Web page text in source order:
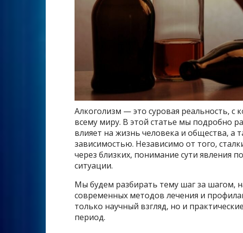
Алкоголизм — это суровая реальность,
всему миру. В этой статье мы подробно
влияет на жизнь человека и общества, а
зависимостью. Независимо от того,
через близких, понимание сути явления
ситуации.
Мы будем разбирать тему шаг за шагом,
современных методов лечения и
только научный взгляд, но и
период.